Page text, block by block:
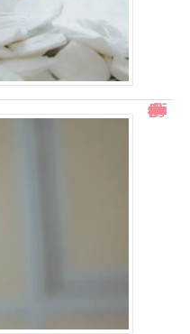
Test de grossesse positif mais prise de sang négative : explications